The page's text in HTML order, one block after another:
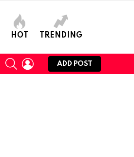
HOT TRENDING
SEARCHLOGIN
ADD POST